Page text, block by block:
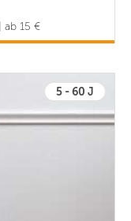
ab 15 €
5 - 60 J